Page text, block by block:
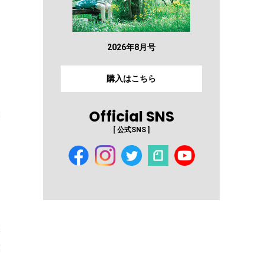
2026年8月号
購入はこちら
Official SNS
[ 公式SNS ]